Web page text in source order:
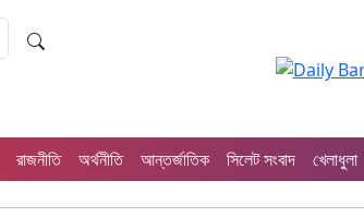
রাজনীতি অর্থনীতি আন্তর্জাতিক সিলেট সংবাদ খেলাধুলা